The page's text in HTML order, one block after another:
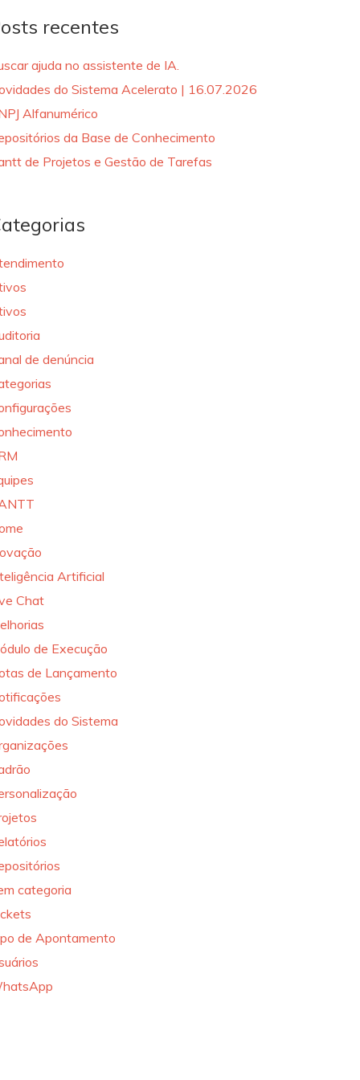
recentes
ajuda no assistente de IA.
do Sistema Acelerato | 16.07.2026
Alfanumérico
da Base de Conhecimento
de Projetos e Gestão de Tarefas
de denúncia
Artificial
Chat
de Execução
de Lançamento
do Sistema
categoria
de Apontamento